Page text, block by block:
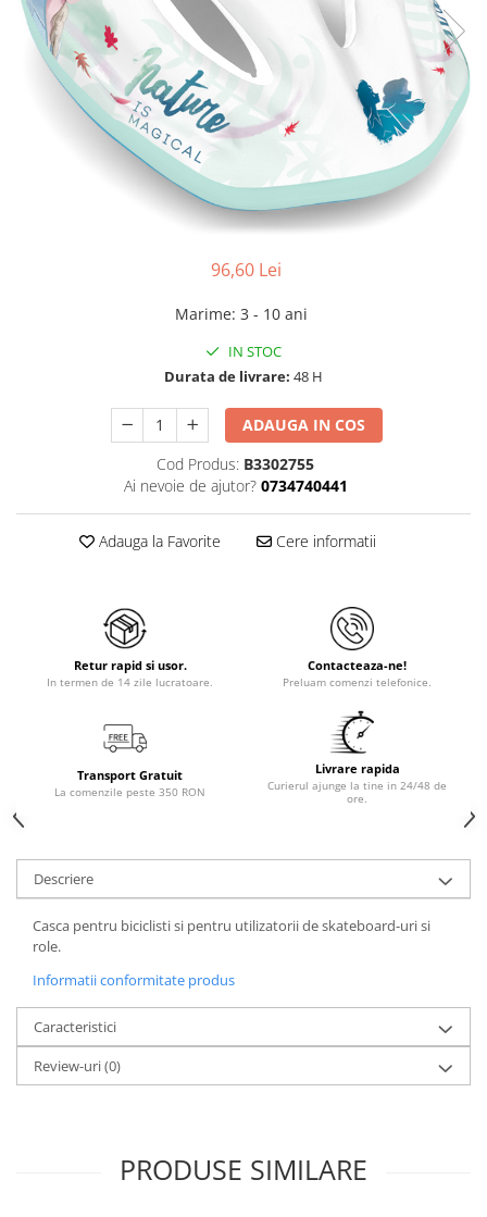
96,60 Lei
Marime: 3 - 10 ani
IN STOC
Durata de livrare: 48 H
ADAUGA IN COS
Cod Produs: B3302755
Ai nevoie de ajutor? 0734740441
Adauga la Favorite Cere informatii
Retur rapid si usor.
In termen de 14 zile lucratoare.
Contacteaza-ne!
Preluam comenzi telefonice.
Transport Gratuit
La comenzile peste 350 RON
Livrare rapida
Curierul ajunge la tine in 24/48 de
ore.
Descriere
Casca pentru biciclisti si pentru utilizatorii de skateboard-uri si
role.
Informatii conformitate produs
Caracteristici
Review-uri(0)
PRODUSE SIMILARE